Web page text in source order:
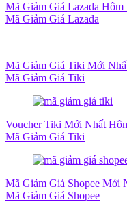
Mã Giảm Giá Lazada Hôm
Mã Giảm Giá Lazada
Mã Giảm Giá Tiki Mới
Mã Giảm Giá Tiki
Voucher Tiki Mới Nhất
Mã Giảm Giá Tiki
Mã Giảm Giá Shopee Mới
Mã Giảm Giá Shopee